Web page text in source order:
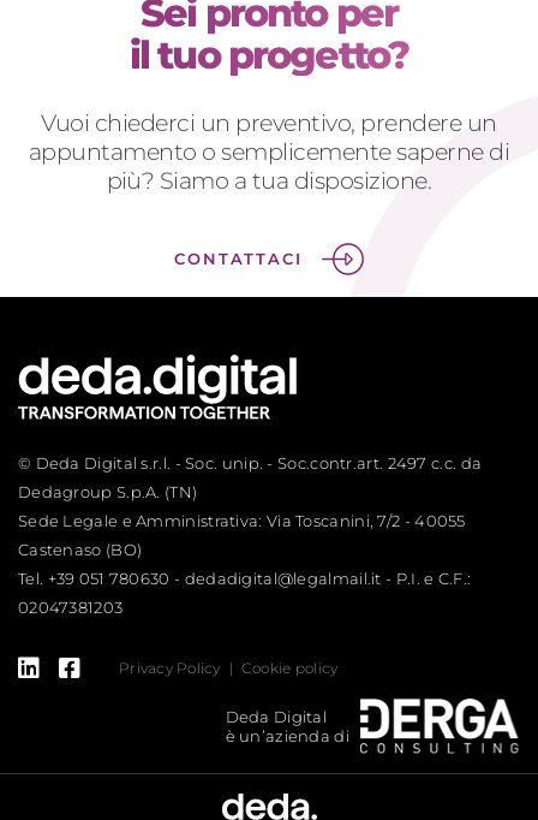
Sei pronto per
il tuo progetto?
Vuoi chiederci un preventivo, prendere un
appuntamento o semplicemente saperne di
più? Siamo a tua disposizione.
CONTATTACI
© Deda Digital s.r.l. - Soc. unip. - Soc.contr.art. 2497 c.c. da
Dedagroup S.p.A. (TN)
Sede Legale e Amministrativa: Via Toscanini, 7/2 - 40055
Castenaso (BO)
Tel. +39 051 780630 - dedadigital@legalmail.it - P.I. e C.F.:
02047381203
Privacy Policy Cookie policy
Deda Digital
è un’azienda di